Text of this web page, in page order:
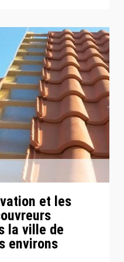
et les
la ville de
environs